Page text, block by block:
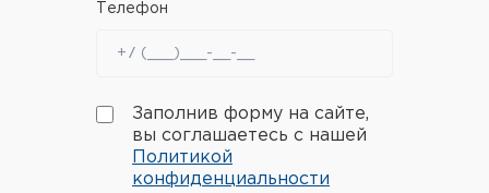
Телефон
Заполнив форму на сайте,
вы соглашаетесь с нашей
Политикой
конфиденциальности